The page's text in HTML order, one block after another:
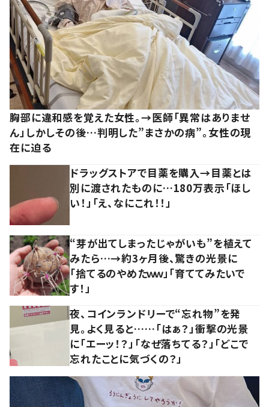
胸部に違和感を覚えた女性。→医師「異常はありませ
ん」しかしその後…判明した”まさかの病”。女性の現
在に迫る
ドラッグストアで目薬を購入→目薬とは
別に渡されたものに…180万表示「ほし
い！」「え、なにこれ！！」
“芽が出てしまったじゃがいも”を植えて
みたら…→約3ヶ月後、驚きの光景に
「捨てるのやめたｗｗ」「育ててみたいで
す！」
夜、コインランドリーで“忘れ物”を発
見。よく見ると……「はぁ？」衝撃の光景
に「エーッ！？」「なぜ落ちてる？」「どこで
忘れたことに気づくの？」